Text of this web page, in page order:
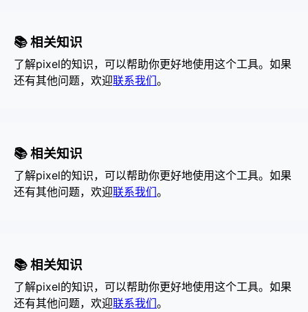
📚 相关知识
了解pixel的知识，可以帮助你更好地使用这个工具。如果
还有其他问题，欢迎联系我们。
📚 相关知识
了解pixel的知识，可以帮助你更好地使用这个工具。如果
还有其他问题，欢迎联系我们。
📚 相关知识
了解pixel的知识，可以帮助你更好地使用这个工具。如果
还有其他问题，欢迎联系我们。